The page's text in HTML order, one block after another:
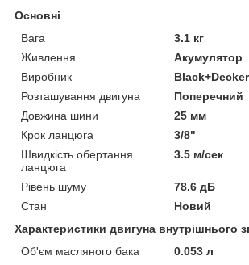
Основні
Вага
3.1 кг
Живлення
Акумулятор
Виробник
Black+Decker
Розташування двигуна
Поперечний
Довжина шини
25 мм
Крок ланцюга
3/8"
Швидкість обертання
ланцюга
3.5 м/сек
Рівень шуму
78.6 дБ
Стан
Новий
Характеристики двигуна внутрішнього
Об'єм масляного бака
0.053 л